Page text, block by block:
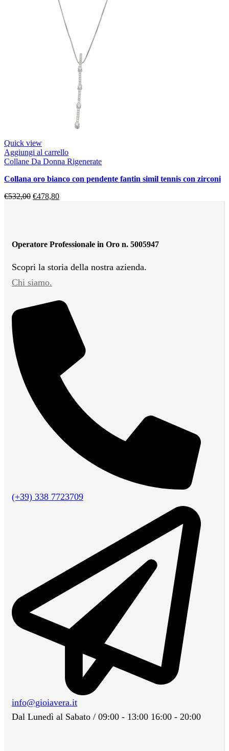
Quick view
Aggiungi al carrello
Collane Da Donna Rigenerate
collana oro bianco con pendente fantin simil tennis con zirconi
€532,00 €478,80
Operatore Professionale in Oro n. 5005947
Scopri la storia della nostra azienda.
Chi siamo.
(+39) 338 7723709
info@gioiavera.it
Dal Lunedì al Sabato / 09:00 - 13:00 16:00 - 20:00